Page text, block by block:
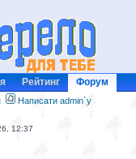
Рейтинг Форум
Написати admin`у
12:37